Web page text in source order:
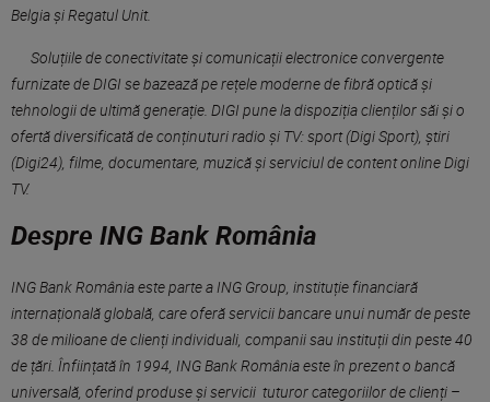
Belgia și Regatul Unit.
Soluțiile de conectivitate și comunicații electronice convergente
furnizate de DIGI se bazează pe rețele moderne de fibră optică și
tehnologii de ultimă generație. DIGI pune la dispoziția clienților săi și o
ofertă diversificată de conținuturi radio și TV: sport (Digi Sport), știri
(Digi24), filme, documentare, muzică și serviciul de content online Digi
TV.
Despre ING Bank România
ING Bank România este parte a ING Group, instituție financiară
internațională globală, care oferă servicii bancare unui număr de peste
38 de milioane de clienți individuali, companii sau instituții din peste 40
de țări. Înființată în 1994, ING Bank România este în prezent o bancă
universală, oferind produse și servicii tuturor categoriilor de clienți –